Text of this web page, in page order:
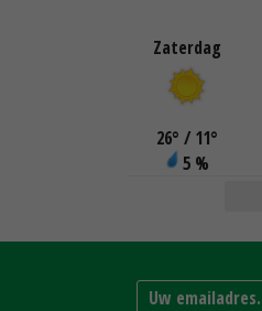
Zaterdag
26° / 11°
5 %